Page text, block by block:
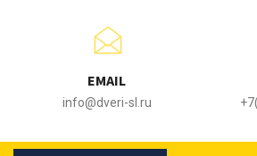
EMAIL
info@dveri-sl.ru